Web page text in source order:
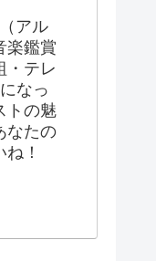
アル
楽鑑賞
・テレ
なっ
トの魅
なたの
！